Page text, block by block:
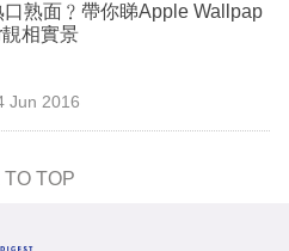
口熟面﹖帶你睇Apple Wallpap
相實景
Jun 2016
TO TOP